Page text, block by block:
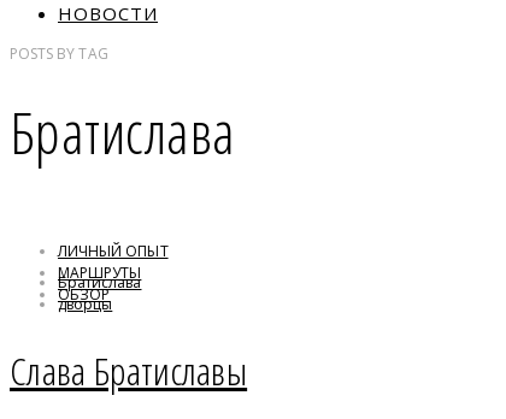
НОВОСТИ
POSTS BYTAG
Братислава
ЛИЧНЫЙ ОПЫТ
МАРШРУТЫ
ОБЗОР
Братислава
дворцы
Слава Братиславы